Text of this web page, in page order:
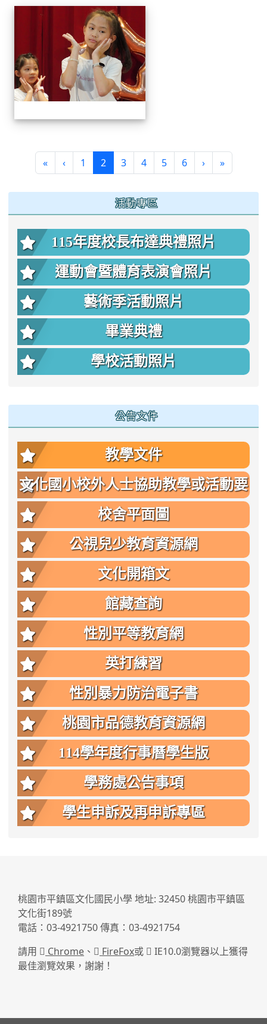
« ‹ 1 2(current)
3 4 5 6 › »
活動專區
115年度校長布達典禮照片
運動會暨體育表演會照片
藝術季活動照片
畢業典禮
學校活動照片
公告文件
教學文件
文化國小校外人士協助教學或活動要
點
校舍平面圖
公視兒少教育資源網
文化開箱文
館藏查詢
性別平等教育網
英打練習
性別暴力防治電子書
桃園市品德教育資源網
114學年度行事曆學生版
學務處公告事項
學生申訴及再申訴專區
桃園市平鎮區文化國民小學 地址: 32450 桃園市平鎮區
文化街189號
電話：03-4921750 傳真：03-4921754
請用
Chrome 、 FireFox或
IE10.0瀏覽器以上獲得
最佳瀏覽效果，謝謝！